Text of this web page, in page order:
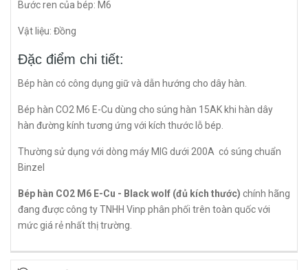
Bước ren của bép: M6
Vật liệu: Đồng
Đặc điểm chi tiết:
Bép hàn có công dụng giữ và dẫn hướng cho dây hàn.
Bép hàn CO2 M6 E-Cu dùng cho súng hàn 15AK khi hàn dây
hàn đường kính tương ứng với kích thước lỗ bép.
Thường sử dụng với dòng máy MIG dưới 200A có súng chuẩn
Binzel
Bép hàn CO2 M6 E-Cu - Black wolf (đủ kích thước) chính hãng
đang được công ty TNHH Vinp phân phối trên toàn quốc với
mức giá rẻ nhất thị trường.